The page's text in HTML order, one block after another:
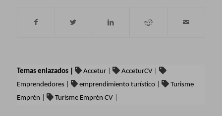
Temas enlazados | Accetur AcceturCV
Emprendedores
emprendimiento turístico
Turisme
Emprén
Turisme Emprén CV